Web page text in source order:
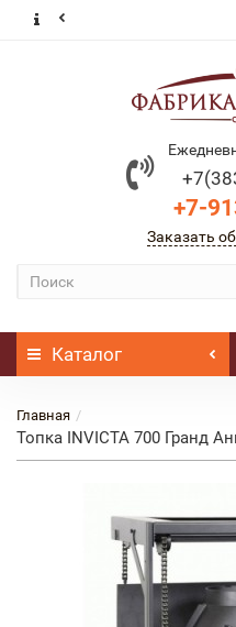
+7-
Заказать
Каталог
Главная
Топка INVICTA 700 Гранд